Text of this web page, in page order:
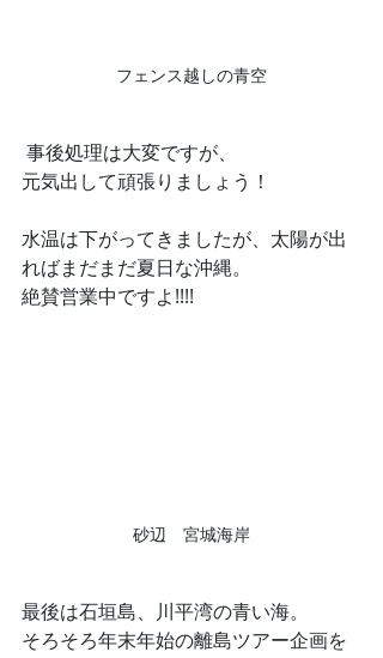
フェンス越しの青空
事後処理は大変ですが、
元気出して頑張りましょう！
水温は下がってきましたが、太陽が出
ればまだまだ夏日な沖縄。
絶賛営業中ですよ!!!!
砂辺　宮城海岸
最後は石垣島、川平湾の青い海。
そろそろ年末年始の離島ツアー企画を